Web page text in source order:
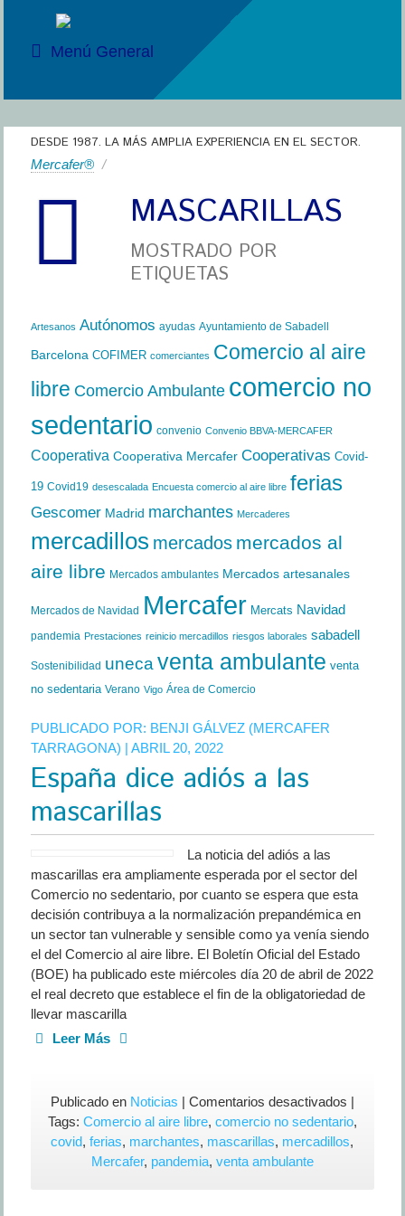
Menú General
DESDE 1987. LA MÁS AMPLIA EXPERIENCIA EN EL SECTOR.
Mercafer® /
MASCARILLAS
MOSTRADO POR
ETIQUETAS
Artesanos Autónomos ayudas Ayuntamiento de Sabadell
Barcelona COFIMER comerciantes Comercio al aire
libre Comercio Ambulante comercio no
sedentario convenio Convenio BBVA-MERCAFER
Cooperativa Cooperativa Mercafer Cooperativas Covid-
19 Covid19 desescalada Encuesta comercio al aire libre ferias
Gescomer Madrid marchantes Mercaderes
mercadillos mercados mercados al
aire libre Mercados ambulantes Mercados artesanales
Mercados de Navidad Mercafer Mercats Navidad
pandemia Prestaciones reinicio mercadillos riesgos laborales sabadell
Sostenibilidad uneca venta ambulante venta
no sedentaria Verano Vigo Área de Comercio
PUBLICADO POR: BENJI GÁLVEZ (MERCAFER
TARRAGONA) | ABRIL 20, 2022
España dice adiós a las
mascarillas
La noticia del adiós a las
mascarillas era ampliamente esperada por el sector del
Comercio no sedentario, por cuanto se espera que esta
decisión contribuya a la normalización prepandémica en
un sector tan vulnerable y sensible como ya venía siendo
el del Comercio al aire libre. El Boletín Oficial del Estado
(BOE) ha publicado este miércoles día 20 de abril de 2022
el real decreto que establece el fin de la obligatoriedad de
llevar mascarilla
Leer Más
Publicado en Noticias | Comentarios desactivadosen
España
dice
|
Tags: Comercio al aire libre, comercio no sedentario,
covid,ferias, marchantes, mascarillas, mercadillos,
Mercafer, pandemia, venta ambulante